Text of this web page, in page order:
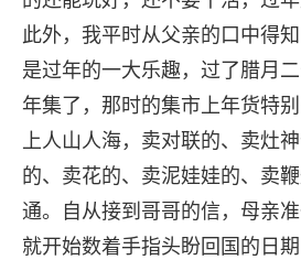
此外，我平时从父亲的口中得
是过年的一大乐趣，过了腊月
年集了，那时的集市上年货特
上人山人海，卖对联的、卖灶
的、卖花的、卖泥娃娃的、卖
通。自从接到哥哥的信，母亲
就开始数着手指头盼回国的日